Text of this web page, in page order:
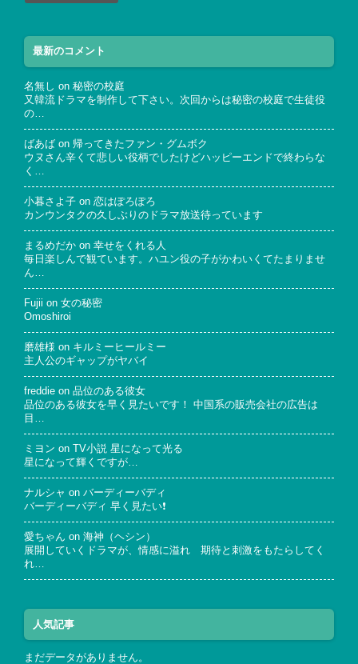
最新のコメント
名無し on 秘密の校庭
又韓流ドラマを制作して下さい。次回からは秘密の校庭で生徒役
の…
ばあば on 帰ってきたファン・グムボク
ウヌさん辛くて悲しい役柄でしたけどハッピーエンドで終わらな
く…
小暮さよ子 on 恋はぽろぽろ
カンウンタクの久しぶりのドラマ放送待っています
まるめだか on 幸せをくれる人
毎日楽しんで観ています。ハユン役の子がかわいくてたまりませ
ん…
Fujii on 女の秘密
Omoshiroi
磨雄様 on キルミーヒールミー
主人公のギャップがヤバイ
freddie on 品位のある彼女
品位のある彼女を早く見たいです！ 中国系の販売会社の広告は
目…
ミヨン on
TV小説 星になって光る
星になって輝くですが…
ナルシャ on バーディーバディ
バーディーバディ 早く見たい❗
愛ちゃん on 海神（ヘシン）
展開していくドラマが、情感に溢れ 期待と刺激をもたらしてく
れ…
人気記事
まだデータがありません。